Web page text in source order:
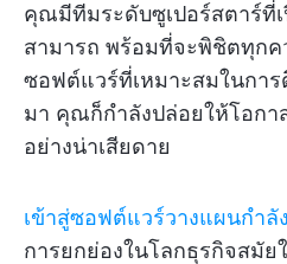
คุณมีทีมระดับซูเปอร์สตาร์ที่
สามารถ พร้อมที่จะพิชิตทุก
ซอฟต์แวร์ที่เหมาะสมในกา
มา คุณก็กำลังปล่อยให้โอกา
อย่างน่าเสียดาย
เข้าสู่ซอฟต์แวร์วางแผนกำลั
การยกย่องในโลกธุรกิจสมั